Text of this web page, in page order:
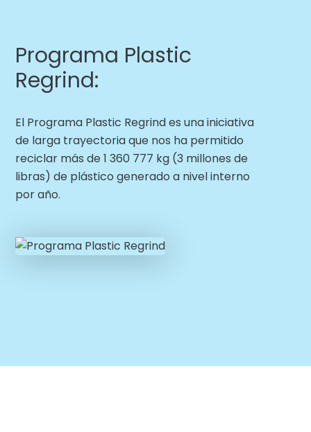
Programa Plastic
Regrind:
El Programa Plastic Regrind es una iniciativa
de larga trayectoria que nos ha permitido
reciclar más de 1 360 777 kg (3 millones de
libras) de plástico generado a nivel interno
por año.